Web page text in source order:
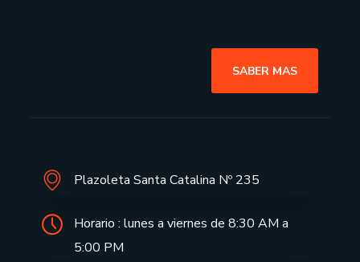
SABER MAS
Plazoleta Santa Catalina Nº 235
Horario : lunes a viernes de 8:30 AM a
5:00 PM